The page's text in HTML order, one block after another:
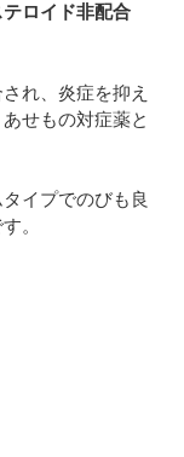
ロイド非配合
れ、炎症を抑え
せもの対症薬と
イプでのびも良
。